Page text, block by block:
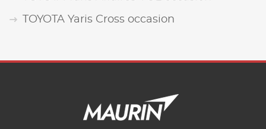
TOYOTA Yaris Cross occasion